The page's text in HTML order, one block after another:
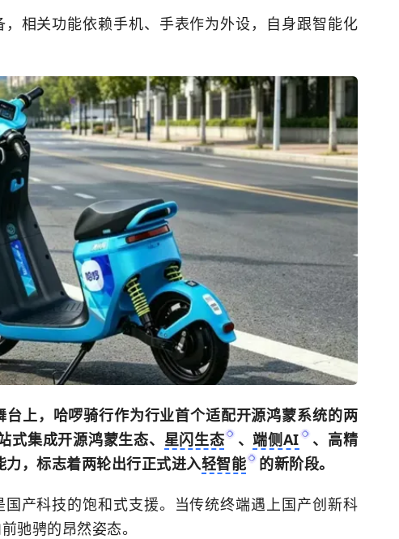
相关功能依赖手机、手表作为外设，自身跟智能化
上，哈啰骑行作为行业首个适配开源鸿蒙系统的两
集成开源鸿蒙生态、 星闪生态 、端侧AI
、高精
，标志着两轮出行正式进入轻智能 的新阶段。
产科技的饱和式支援。当传统终端遇上国产创新科
驰骋的昂然姿态。